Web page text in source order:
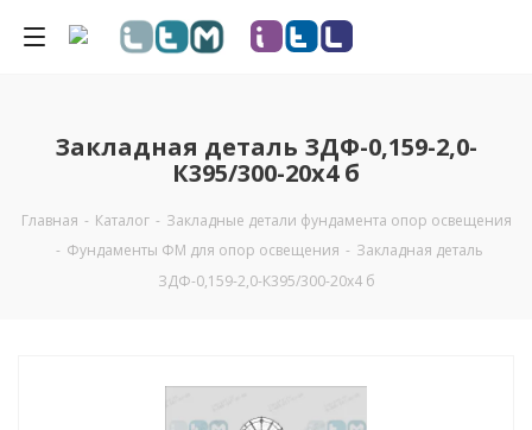
Закладная деталь ЗДФ-0,159-2,0-
К395/300-20х4 б
Главная - Каталог - Закладные детали фундамента опор освещения
- Фундаменты ФМ для опор освещения - Закладная деталь
ЗДФ-0,159-2,0-К395/300-20х4 б